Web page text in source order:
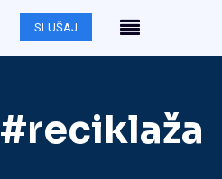
SLUŠAJ
#reciklaža